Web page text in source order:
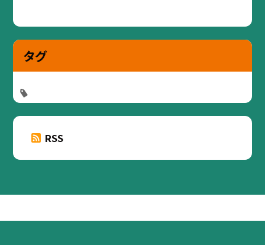
タグ
RSS